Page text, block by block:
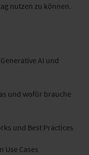
nutzen zu können.
AI und
und wofür brauche
und Best Practices
Use Cases